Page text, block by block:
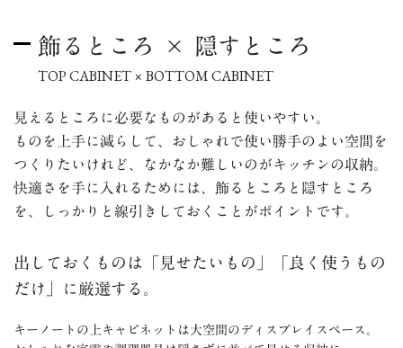
飾るところ × 隠すところ
TOP CABINET × BOTTOM CABINET
見えるところに必要なものがあると使いやすい。
ものを上手に減らして、おしゃれで使い勝手のよい空間を
つくりたいけれど、なかなか難しいのがキッチンの収納。
快適さを手に入れるためには、飾るところと隠すところ
を、しっかりと線引きしておくことがポイントです。
出しておくものは「見せたいもの」「良く使うもの
だけ」に厳選する。
キーノートの上キャビネットは大空間のディスプレイスペース。